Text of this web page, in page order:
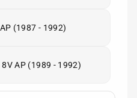
(1987 - 1992)
8V AP (1989 - 1992)